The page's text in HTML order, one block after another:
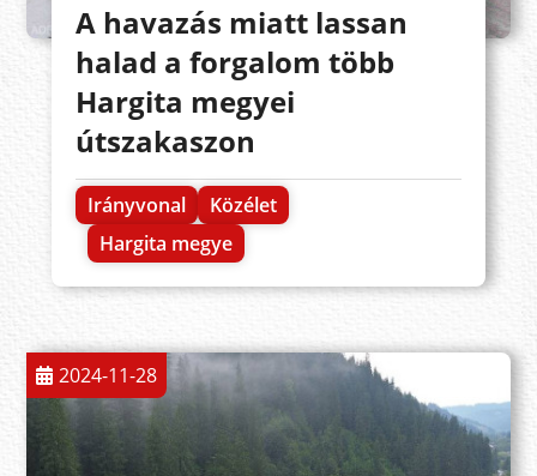
A havazás miatt lassan
halad a forgalom több
Hargita megyei
útszakaszon
Irányvonal
Közélet
Hargita megye
2024-11-28